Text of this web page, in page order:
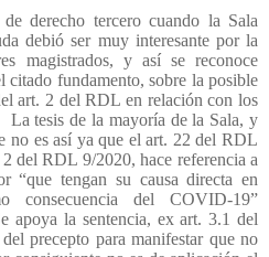
derecho tercero cuando la Sala
debió ser muy interesante por la
magistrados, y así se reconoce
citado fundamento, sobre la posible
art. 2 del RDL en relación con los
La tesis de la mayoría de la Sala, y
no es así ya que el art. 22 del RDL
del RDL 9/2020, hace referencia a
“que tengan su causa directa en
consecuencia del COVID-19”
apoya la sentencia, ex art. 3.1 del
precepto para manifestar que no